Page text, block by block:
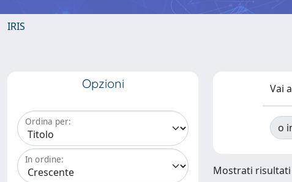
IRIS
Opzioni
Ordina per:
In ordine:
Vai
o
Mostrati risultati